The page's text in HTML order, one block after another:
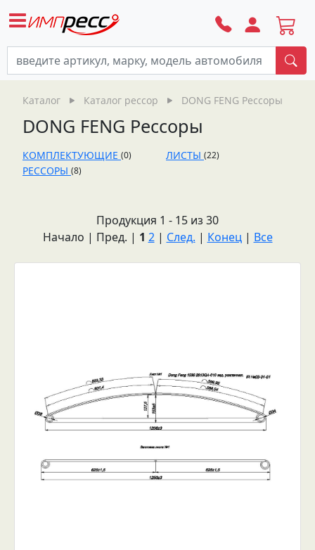
Каталог Каталог рессор DONG FENG Рессоры
DONG FENG Рессоры
КОМПЛЕКТУЮЩИЕ (0) ЛИСТЫ (22)
РЕССОРЫ (8)
Продукция 1 - 15 из 30
Начало | Пред. | 1 2| След. | Конец | Все